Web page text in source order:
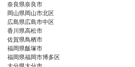
奈良県奈良市
岡山県岡山市北区
広島県広島市中区
香川県高松市
佐賀県鳥栖市
福岡県飯塚市
福岡県福岡市博多区